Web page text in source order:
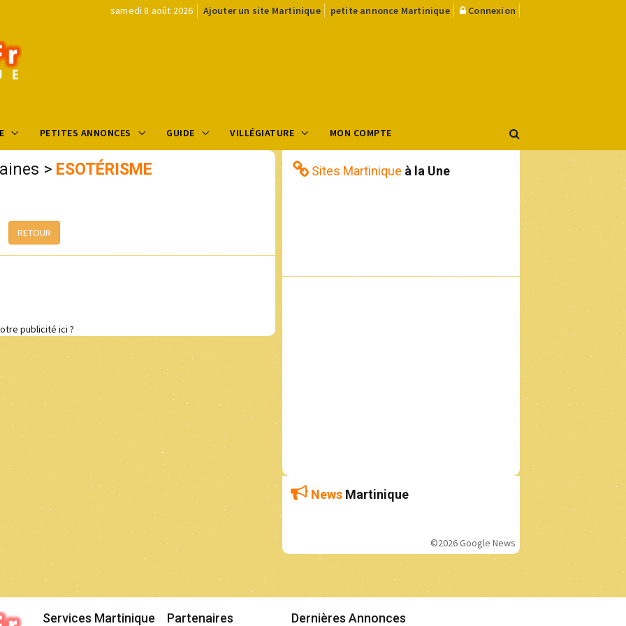
samedi 8 août 2026 Ajouter un site Martinique petite annonce Martinique Connexion
PETITES ANNONCES GUIDE VILLÉGIATURE MON COMPTE
> ESOTÉRISME
RETOUR
publicité ici ?
Sites Martinique à la Une
News Martinique
©2026 Google News
Services Martinique Partenaires Dernières Annonces